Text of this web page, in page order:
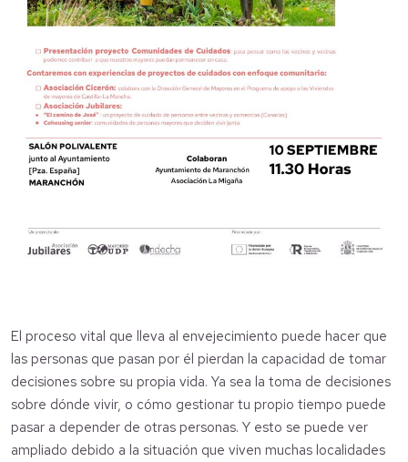
El proceso vital que lleva al envejecimiento puede hacer que
las personas que pasan por él pierdan la capacidad de tomar
decisiones sobre su propia vida. Ya sea la toma de decisiones
sobre dónde vivir, o cómo gestionar tu propio tiempo puede
pasar a depender de otras personas. Y esto se puede ver
ampliado debido a la situación que viven muchas localidades